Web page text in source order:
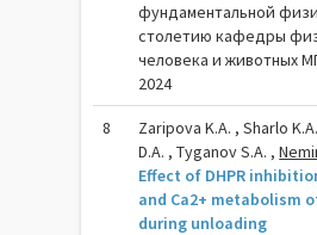
фундаментальной
столетию кафедры
человека и животных
2024
8
Zaripova K.A. , Sharlo
D.A. , Tyganov S.A. ,
Effect of DHPR
and Ca2+ metabolism
during unloading